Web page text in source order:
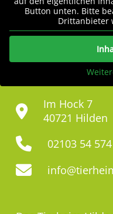
Button unten. Bitte
Drittanbieter
Im Hock 7
40721 Hilden
02103 54 574